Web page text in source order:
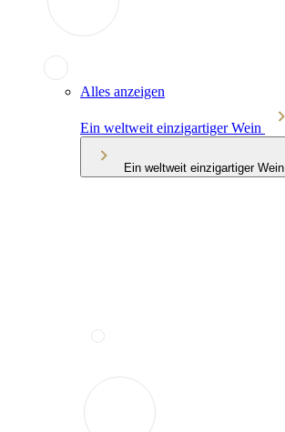
Alles anzeigen
Ein weltweit einzigartiger Wein
Ein weltweit einzigartiger Wein